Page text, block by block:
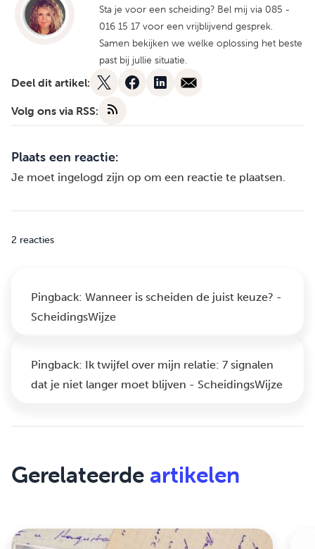
Sta je voor een scheiding? Bel mij via 085 -
016 15 17 voor een vrijblijvend gesprek.
Samen bekijken we welke oplossing het beste
past bij jullie situatie.
Deel dit artikel:
Volg ons via RSS:
Plaats een reactie:
Je moet ingelogd zijn op om een reactie te plaatsen.
2 reacties
Pingback: Wanneer is scheiden de juist keuze? -
ScheidingsWijze
Pingback: Ik twijfel over mijn relatie: 7 signalen
dat je niet langer moet blijven - ScheidingsWijze
Gerelateerde artikelen